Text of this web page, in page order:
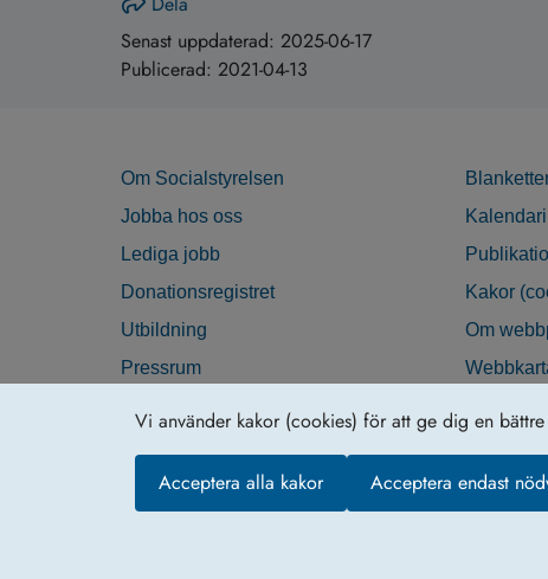
Vi använder kakor (cookies) för att ge dig en
Acceptera alla kakor Acceptera endast
Senast uppdaterad: 2025-06-17
Publicerad: 2021-04-13
Om Socialstyrelsen
Jobba hos oss
Lediga jobb
Donationsregistret
Utbildning
Pressrum
Kakor
Om